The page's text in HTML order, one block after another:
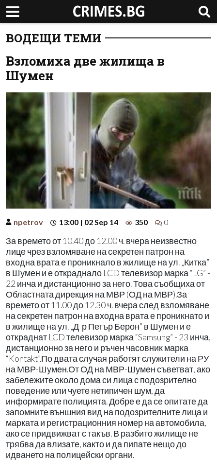
ВОДЕЩИ ТЕМИ
Взломиха две жилища в
Шумен
npetrov 13:00 | 02 Sep 14 350 0
За времето от 10.40 до 12.00 ч. вчера неизвестно
лице чрез взломяване на секретен патрон на
входна врата е проникнало в жилище на ул. „Китка”
в Шумен и е откраднало LCD телевизор марка “LG” -
22 инча и дистанционно за него. Това съобщиха от
Областната дирекция на МВР (ОД на МВР).За
времето от 11.00 до 12.30 ч. вчера след взломяване
на секретен патрон на входна врата е проникнато и
в жилище на ул. „Д-р Петър Берон” в Шумен и е
откраднат LCD телевизор марка “Samsung” - 23 инча,
дистанционно за него и ръчен часовник марка
“Kontakt”.По двата случая работят служители на РУ
на МВР-Шумен.От ОД на МВР-Шумен съветват, ако
забележите около дома си лица с подозрително
поведение или чуете нетипичен шум, да
информирате полицията. Добре е да се опитате да
запомните външния вид на подозрителните лица и
марката и регистрационния номер на автомобила,
ако се придвижват с такъв. В разбито жилище не
трябва да влизате, както и да пипате нещо до
идването на полицейски органи.